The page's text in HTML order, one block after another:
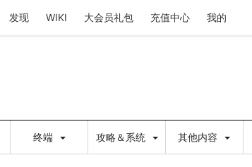
发现 WIKI 大会员礼包 充值中心 我的
终端 攻略＆系统 其他内容